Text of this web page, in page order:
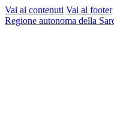
Vai ai contenuti Vai al footer
Regione autonoma della